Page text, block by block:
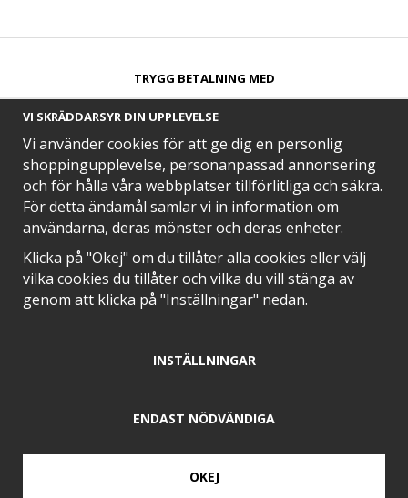
TRYGG BETALNING MED​
SNABB LEVERANS MED
EN DEL AV
VI SKRÄDDARSYR DIN UPPLEVELSE
Vi använder cookies för att ge dig en personlig
shoppingupplevelse, personanpassad annonsering
och för hålla våra webbplatser tillförlitliga och säkra.
För detta ändamål samlar vi in information om
användarna, deras mönster och deras enheter.
Klicka på "Okej" om du tillåter alla cookies eller välj
vilka cookies du tillåter och vilka du vill stänga av
genom att klicka på "Inställningar" nedan.
INSTÄLLNINGAR
ENDAST NÖDVÄNDIGA
OKEJ